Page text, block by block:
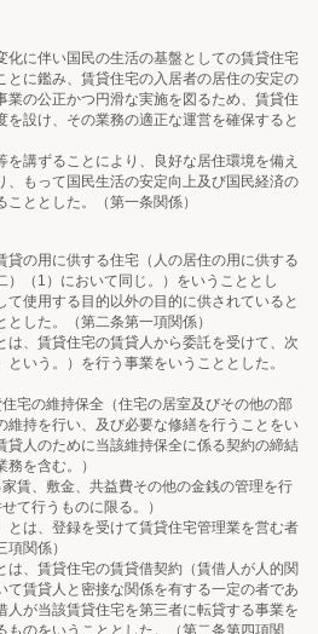
に伴い国民の生活の基盤としての賃貸住宅
とに鑑み、賃貸住宅の入居者の居住の安定の
業の公正かつ円滑な実施を図るため、賃貸住
設け、その業務の適正な運営を確保すると
講ずることにより、良好な居住環境を備え
、もって国民生活の安定向上及び国民経済の
ととした。（第一条関係）
の用に供する住宅（人の居住の用に供する
（1）において同じ。）をいうこととし
て使用する目的以外の目的に供されていると
した。（第二条第一項関係）
、賃貸住宅の賃貸人から委託を受けて、次
いう。）を行う事業をいうこととした。
の維持保全（住宅の居室及びその他の部
維持を行い、及び必要な修繕を行うことをい
貸人のために当該維持保全に係る契約の締結
を含む。）
、敷金、共益費その他の金銭の管理を行
て行うものに限る。）
は、登録を受けて賃貸住宅管理業を営む者
関係）
、賃貸住宅の賃貸借契約（賃借人が人的関
て賃貸人と密接な関係を有する一定の者であ
人が当該賃貸住宅を第三者に転貸する事業を